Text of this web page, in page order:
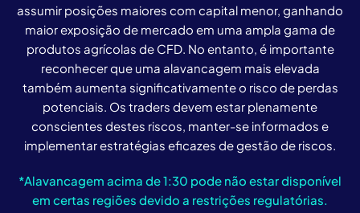
assumir posições maiores com capital menor, ganhando
maior exposição de mercado em uma ampla gama de
produtos agrícolas de CFD. No entanto, é importante
reconhecer que uma alavancagem mais elevada
também aumenta significativamente o risco de perdas
potenciais. Os traders devem estar plenamente
conscientes destes riscos, manter-se informados e
implementar estratégias eficazes de gestão de riscos.
*Alavancagem acima de 1:30 pode não estar disponível
em certas regiões devido a restrições regulatórias.